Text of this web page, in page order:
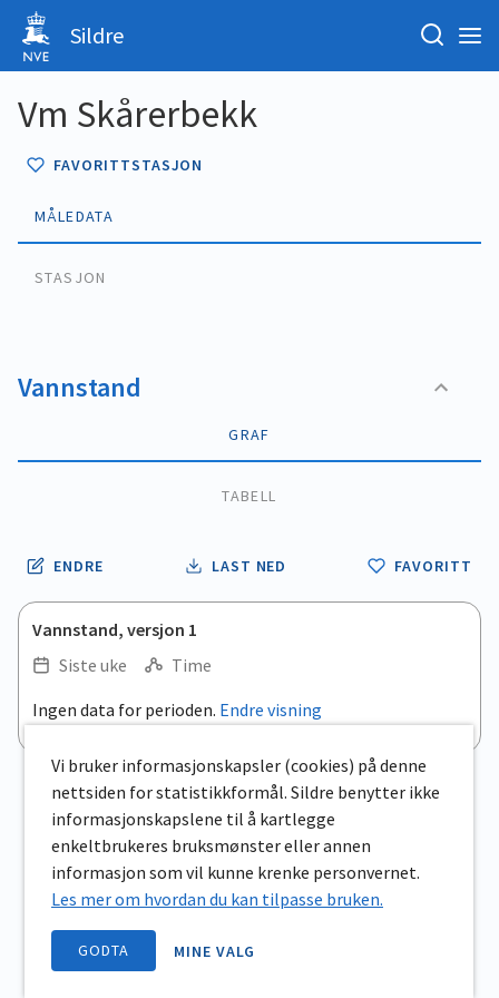
Sildre
Vm Skårerbekk
FAVORITTSTASJON
MÅLEDATA
STASJON
Vannstand
GRAF
TABELL
ENDRE LAST NED FAVORITT
Vannstand, versjon 1
Siste uke
Time
Ingen data for perioden. Endre visning
Vi bruker informasjonskapsler (cookies) på denne
nettsiden for statistikkformål. Sildre benytter ikke
informasjonskapslene til å kartlegge
enkeltbrukeres bruksmønster eller annen
informasjon som vil kunne krenke personvernet.
Les mer om hvordan du kan tilpasse bruken.
GODTA MINE VALG